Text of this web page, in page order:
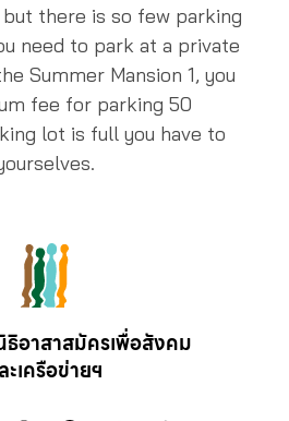
there is so few parking
need to park at a private
Summer Mansion 1, you
fee for parking 50
lot is full you have to
อาสาสมัครเพื่อสังคม
ะเครือข่ายฯ